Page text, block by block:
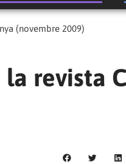
(novembre 2009)
revista